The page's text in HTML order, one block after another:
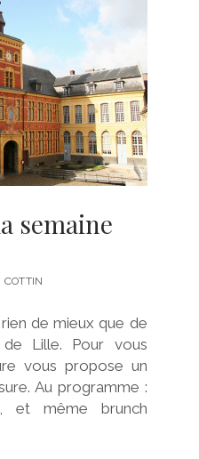
semaine
de mieux que de
Lille. Pour vous
vous propose un
Au programme :
et même brunch